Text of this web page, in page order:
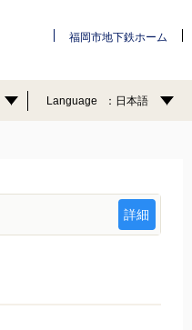
福岡市地下鉄ホーム
Language 日本語
詳細